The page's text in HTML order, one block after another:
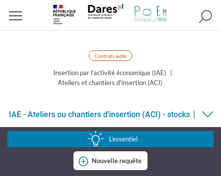
Contrats aidés
Insertion par l'activité économique (IAE)
Ateliers et chantiers d'insertion (ACI)
IAE - Ateliers ou chantiers d'insertion (ACI) - stocks
L’essentiel
Nouvelle requête